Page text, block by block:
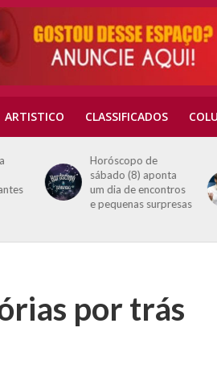
ARTISTICO CLASSIFICADOS
Neste sábado 3
signos passam por
um “teste
importante” do
por trás